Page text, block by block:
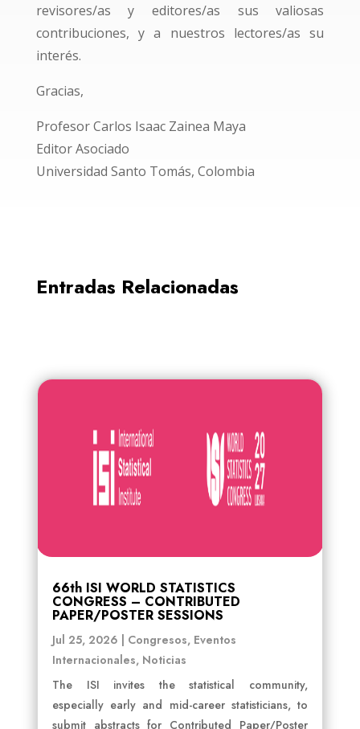
revisores/as y editores/as sus valiosas
contribuciones, y a nuestros lectores/as su
interés.
Gracias,
Profesor Carlos Isaac Zainea Maya
Editor Asociado
Universidad Santo Tomás, Colombia
Entradas Relacionadas
66th ISI WORLD STATISTICS
CONGRESS – CONTRIBUTED
PAPER/POSTER SESSIONS
Jul 25, 2026 Congresos, Eventos
Internacionales, Noticias
The ISI invites the statistical community,
especially early and mid-career statisticians, to
submit abstracts for Contributed Paper/Poster